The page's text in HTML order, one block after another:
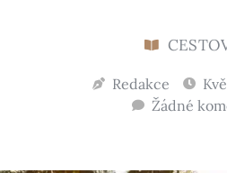
Redakce
Žádné